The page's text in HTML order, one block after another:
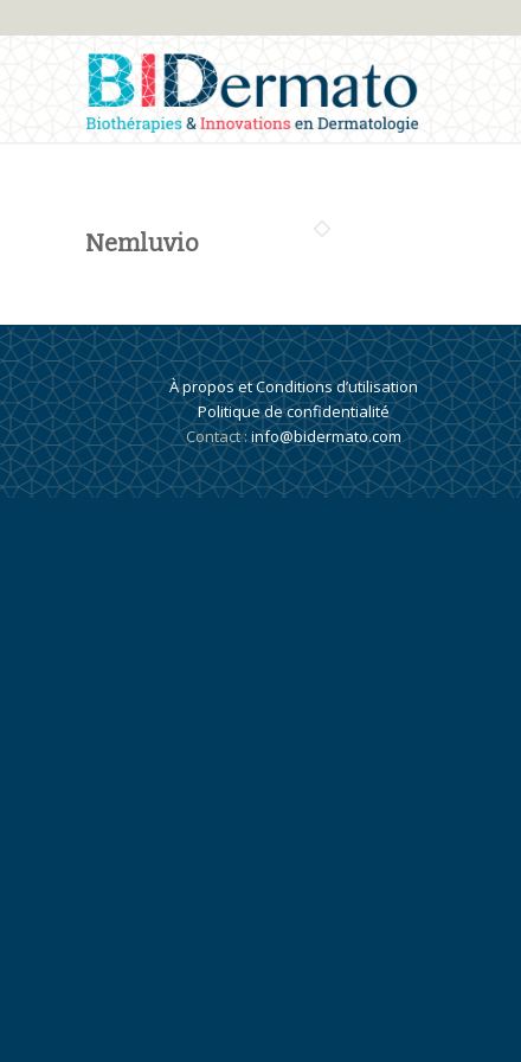
Nemluvio
À propos et Conditions d’utilisation
Politique de confidentialité
Contact :info@bidermato.com